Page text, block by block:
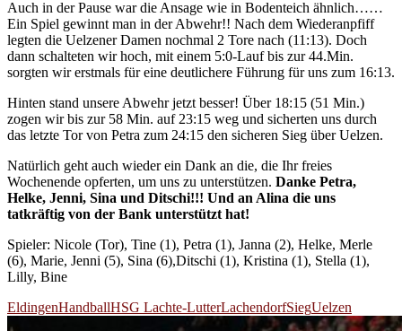
Auch in der Pause war die Ansage wie in Bodenteich ähnlich……
Ein Spiel gewinnt man in der Abwehr!! Nach dem Wiederanpfiff
legten die Uelzener Damen nochmal 2 Tore nach (11:13). Doch
dann schalteten wir hoch, mit einem 5:0-Lauf bis zur 44.Min.
sorgten wir erstmals für eine deutlichere Führung für uns zum 16:13.
Hinten stand unsere Abwehr jetzt besser! Über 18:15 (51 Min.)
zogen wir bis zur 58 Min. auf 23:15 weg und sicherten uns durch
das letzte Tor von Petra zum 24:15 den sicheren Sieg über Uelzen.
Natürlich geht auch wieder ein Dank an die, die Ihr freies
Wochenende opferten, um uns zu unterstützen. Danke Petra,
Helke, Jenni, Sina und Ditschi!!! Und an Alina die uns
tatkräftig von der Bank unterstützt hat!
Spieler: Nicole (Tor), Tine (1), Petra (1), Janna (2), Helke, Merle
(6), Marie, Jenni (5), Sina (6),Ditschi (1), Kristina (1), Stella (1),
Lilly, Bine
EldingenHandballHSG Lachte-LutterLachendorfSiegUelzen